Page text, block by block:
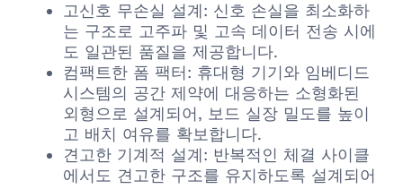
고신호 무손실 설계: 신호 손실을 최소화하
는 구조로 고주파 및 고속 데이터 전송 시에
도 일관된 품질을 제공합니다.
컴팩트한 폼 팩터: 휴대형 기기와 임베디드
시스템의 공간 제약에 대응하는 소형화된
외형으로 설계되어, 보드 실장 밀도를 높이
고 배치 여유를 확보합니다.
견고한 기계적 설계: 반복적인 체결 사이클
에서도 견고한 구조를 유지하도록 설계되어